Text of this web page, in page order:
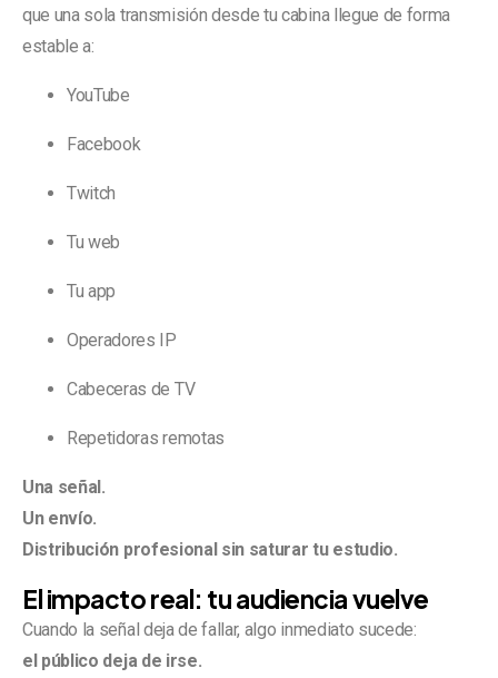
que una sola transmisión desde tu cabina llegue de forma
estable a:
YouTube
Facebook
Twitch
Tu web
Tu app
Operadores IP
Cabeceras de TV
Repetidoras remotas
Una señal.
Un envío.
Distribución profesional sin saturar tu estudio.
El impacto real: tu audiencia vuelve
Cuando la señal deja de fallar, algo inmediato sucede:
el público deja de irse.